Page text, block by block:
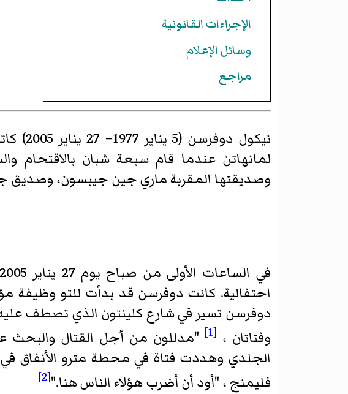
الإجراءات القانونية
وسائل الإعلام
مراجع
لمانهاتن عندما قام سبعة شبان
وصديقتها المقربة ماري جين جيبسون، وصديق جيبسون
دوفرسن تسير في شارع كلينتون الذي تصطف
وفتاتان ، [1] "مدللون من أجل القتال والبحث
الجلدي وهددت فتاة في محطة مترو الأنفاق
فليمنج ، "أود أن أضرب هؤلاء الناس هنا."[2]